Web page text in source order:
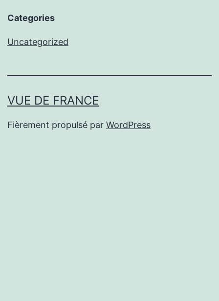
Categories
Uncategorized
VUE DE FRANCE
Fièrement propulsé par WordPress